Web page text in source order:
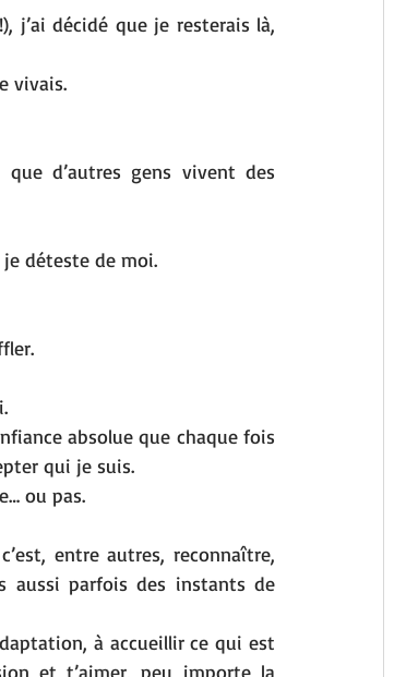
j’ai décidé que je resterais là,
vivais.
d’autres gens vivent des
je déteste de moi.
absolue que chaque fois
qui je suis.
ou pas.
entre autres, reconnaître,
aussi parfois des instants de
à accueillir ce qui est
et t’aimer, peu importe la